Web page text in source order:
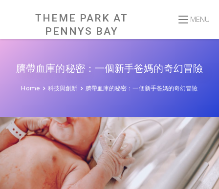
THEME PARK AT
PENNYS BAY
MENU
臍帶血庫的秘密：一個新手爸媽的奇幻冒險
Home 科技與創新 臍帶血庫的秘密：一個新手爸媽的奇幻冒險